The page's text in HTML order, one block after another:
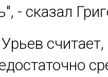
- сказал
считает,